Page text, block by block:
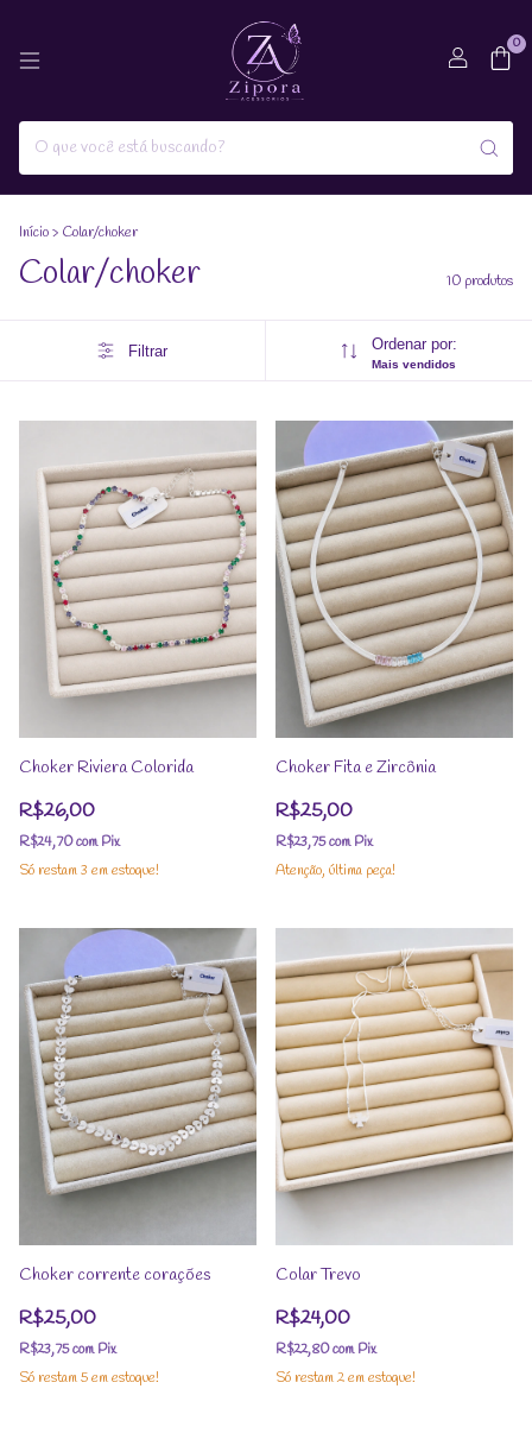
0
Início> Colar/choker
Colar/choker 10 produtos
Filtrar Ordenar por:
Mais vendidos
Choker Riviera Colorida
R$26,00
R$24,70com Pix
Só restam3 em estoque!
Choker Fita e Zircônia
R$25,00
R$23,75com Pix
Atenção, última peça!
Choker corrente corações
R$25,00
R$23,75com Pix
Só restam5em estoque!
Colar Trevo
R$24,00
R$22,80com Pix
Só restam2em estoque!